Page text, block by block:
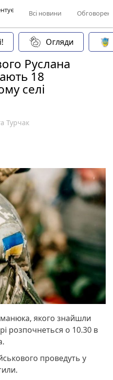
Всі новини
Огляди
Руслана
18
селі
Турчак
якого знайшли
розпочнеться о 10.30 в
проведуть у